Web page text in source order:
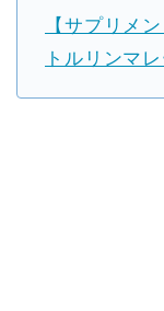
【サプリメ
トルリンマ